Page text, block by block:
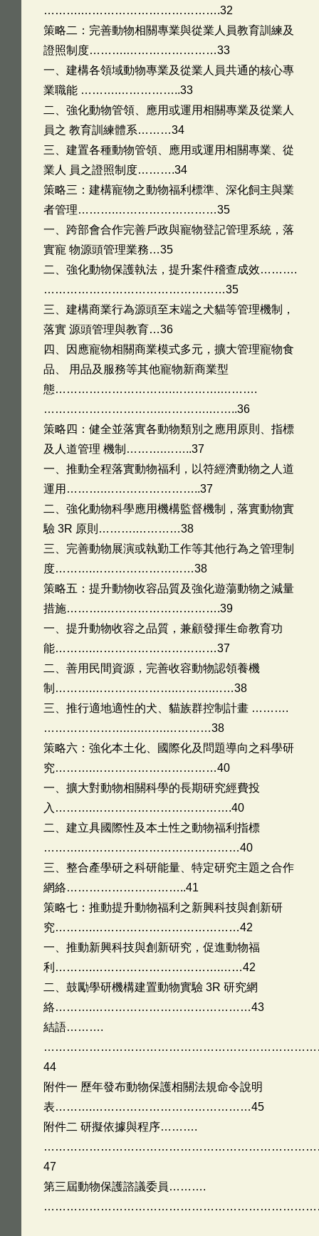
……….……………………………….32
策略二：完善動物相關專業與從業人員教育訓練及
證照制度……….……………………33
一、建構各領域動物專業及從業人員共通的核心專
業職能 ……….……………..33
二、強化動物管領、應用或運用相關專業及從業人
員之 教育訓練體系………34
三、建置各種動物管領、應用或運用相關專業、從
業人 員之證照制度……….34
策略三：建構寵物之動物福利標準、深化飼主與業
者管理……….………………………35
一、跨部會合作完善戶政與寵物登記管理系統，落
實寵 物源頭管理業務…35
二、強化動物保護執法，提升案件稽查成效……….
…………………………………………35
三、建構商業行為源頭至末端之犬貓等管理機制，
落實 源頭管理與教育…36
四、因應寵物相關商業模式多元，擴大管理寵物食
品、 用品及服務等其他寵物新商業型
態………………………….………….……….
………………………….………….……..36
策略四：健全並落實各動物類別之應用原則、指標
及人道管理 機制……….……..37
一、推動全程落實動物福利，以符經濟動物之人道
運用……….……………………..37
二、強化動物科學應用機構監督機制，落實動物實
驗 3R 原則……….…………38
三、完善動物展演或執勤工作等其他行為之管理制
度……….………………………38
策略五：提升動物收容品質及強化遊蕩動物之減量
措施……….………………………….39
一、提升動物收容之品質，兼顧發揮生命教育功
能……….……………………………37
二、善用民間資源，完善收容動物認領養機
制……….………………….……….……38
三、推行適地適性的犬、貓族群控制計畫 ……….
………………….….…….…………38
策略六：強化本土化、國際化及問題導向之科學研
究……….……………………………40
一、擴大對動物相關科學的長期研究經費投
入……….……………………………….40
二、建立具國際性及本土性之動物福利指標
……….……………………………………40
三、整合產學研之科研能量、特定研究主題之合作
網絡…………………………..41
策略七：推動提升動物福利之新興科技與創新研
究……….…………………………………42
一、推動新興科技與創新研究，促進動物福
利……….…………………………….……42
二、鼓勵學研機構建置動物實驗 3R 研究網
絡……….……………………………………43
結語……….
44
附件一 歷年發布動物保護相關法規命令說明
表……….……………………………………45
附件二 研擬依據與程序……….
47
第三屆動物保護諮議委員……….